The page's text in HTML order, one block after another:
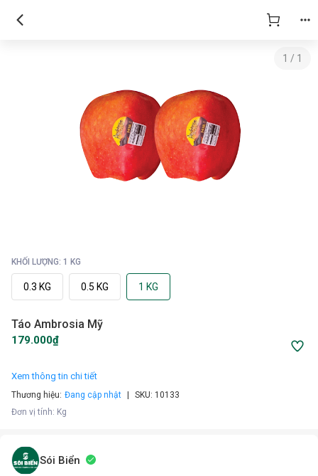
1 / 1
KHỐI LƯỢNG: 1 KG
0.3 KG 0.5 KG 1 KG
Táo Ambrosia Mỹ
179.000₫
Xem thông tin chi tiết
Thương hiệu: Đang cập nhật SKU: 10133
Đơn vị tính: Kg
Sói Biển